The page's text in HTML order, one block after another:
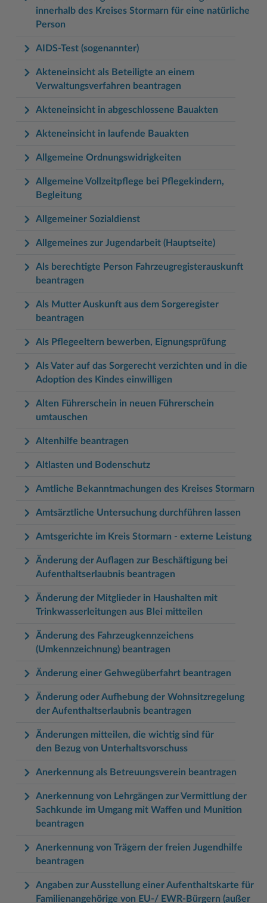
innerhalb des Kreises Stormarn für eine natürliche
Person
AIDS-Test (sogenannter)
Akteneinsicht als Beteiligte an einem
Verwaltungsverfahren beantragen
Akteneinsicht in abgeschlossene Bauakten
Akteneinsicht in laufende Bauakten
Allgemeine Ordnungswidrigkeiten
Allgemeine Vollzeitpflege bei Pflegekindern,
Begleitung
Allgemeiner Sozialdienst
Allgemeines zur Jugendarbeit (Hauptseite)
Als berechtigte Person Fahrzeugregisterauskunft
beantragen
Als Mutter Auskunft aus dem Sorgeregister
beantragen
Als Pflegeeltern bewerben, Eignungsprüfung
Als Vater auf das Sorgerecht verzichten und in die
Adoption des Kindes einwilligen
Alten Führerschein in neuen Führerschein
umtauschen
Altenhilfe beantragen
Altlasten und Bodenschutz
Amtliche Bekanntmachungen des Kreises Stormarn
Amtsärztliche Untersuchung durchführen lassen
Amtsgerichte im Kreis Stormarn - externe Leistung
Änderung der Auflagen zur Beschäftigung bei
Aufenthaltserlaubnis beantragen
Änderung der Mitglieder in Haushalten mit
Trinkwasserleitungen aus Blei mitteilen
Änderung des Fahrzeugkennzeichens
(Umkennzeichnung) beantragen
Änderung einer Gehwegüberfahrt beantragen
Änderung oder Aufhebung der Wohnsitzregelung
der Aufenthaltserlaubnis beantragen
Änderungen mitteilen, die wichtig sind für
den Bezug von Unterhaltsvorschuss
Anerkennung als Betreuungsverein beantragen
Anerkennung von Lehrgängen zur Vermittlung der
Sachkunde im Umgang mit Waffen und Munition
beantragen
Anerkennung von Trägern der freien Jugendhilfe
beantragen
Angaben zur Ausstellung einer Aufenthaltskarte für
Familienangehörige von EU-/ EWR-Bürgern (außer